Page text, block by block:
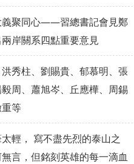
義聚同心——習總書記會見鄭
岸關系四點重要意見
秀柱、劉賜貴、郁慕明、張
周、蕭旭岑、丘應樺、周錫
等
輕， 寫不盡先烈的泰山之
言，但銘刻英雄的每一滴血